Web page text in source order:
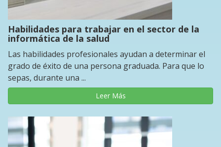
Habilidades para trabajar en el sector de la
informática de la salud
Las habilidades profesionales ayudan a determinar el
grado de éxito de una persona graduada. Para que lo
sepas, durante una ...
Leer Más